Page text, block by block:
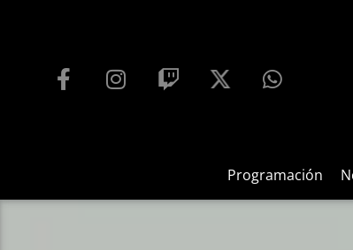
Programación